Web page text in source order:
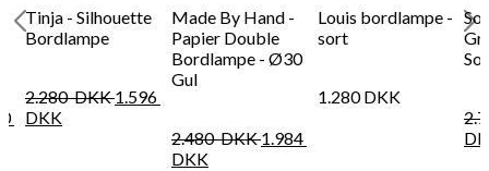
Tinja - Silhouette
Bordlampe
2.280DKK 1.596
DKK
Made By Hand -
Papier Double
Bordlampe - Ø30
Gul
2.480DKK 1.984
DKK
Louis bordlampe -
sort
1.280DKK